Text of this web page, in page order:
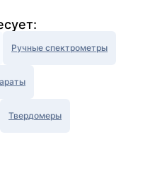
Ручные спектрометры
Твердомеры